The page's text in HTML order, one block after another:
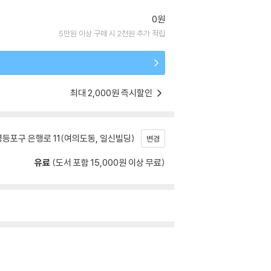
0원
5만원 이상 구매 시 2천원 추가 적립
최대 2,000원 즉시할인
포구 은행로 11(여의도동, 일신빌딩) 변경
유료 (도서 포함 15,000원 이상 무료)